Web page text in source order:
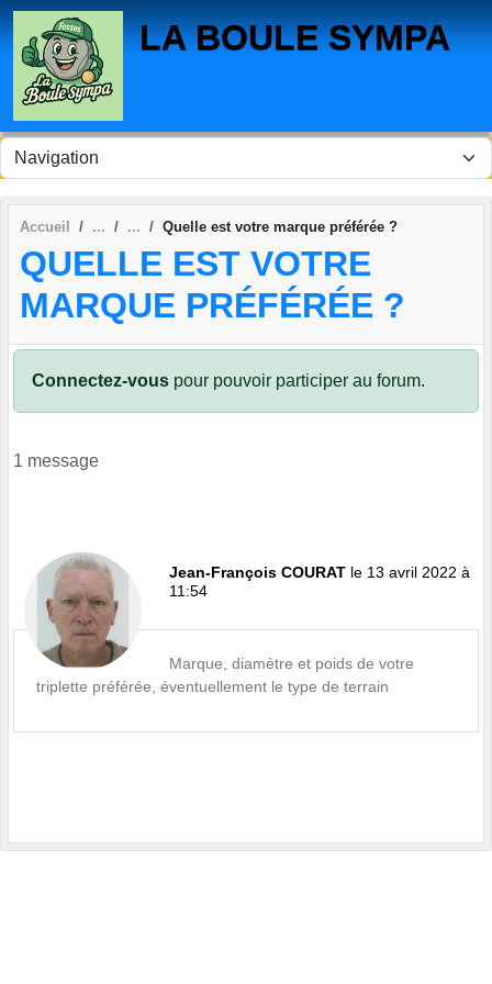
LA BOULE SYMPA
Accueil Quelle est votre marque préférée ?
QUELLE EST VOTRE
MARQUE PRÉFÉRÉE ?
Connectez-vous pour pouvoir participer au forum.
1 message
Jean-François COURAT le 13 avril 2022 à
11:54
Marque, diamètre et poids de votre
triplette préférée, éventuellement le type de terrain
Panneau de gestion des cookies